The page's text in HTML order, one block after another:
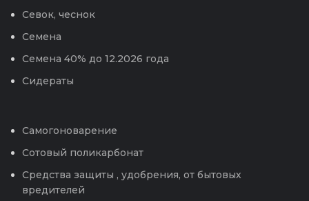
Севок, чеснок
Семена
Семена 40% до 12.2026 года
Сидераты
Самогоноварение
Сотовый поликарбонат
Средства защиты , удобрения, от бытовых
вредителей